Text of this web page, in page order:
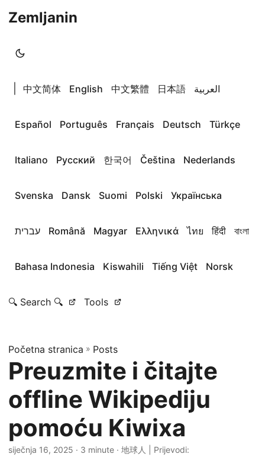
Zemljanin
中文简体 English 中文繁體 日本語 العربية
Español Português Français Deutsch Türkçe
Italiano Русский 한국어 Čeština Nederlands
Svenska Dansk Suomi Polski Українська
עברית Română Magyar Ελληνικά ไทย हिंदी বাংলা
Bahasa Indonesia Kiswahili Tiếng Việt Norsk
🔍 Search 🔍 Tools
Početna stranica » Posts
Preuzmite i čitajte
offline Wikipediju
pomoću Kiwixa
siječnja 16, 2025 · 3 minute · 地球人 | Prijevodi: